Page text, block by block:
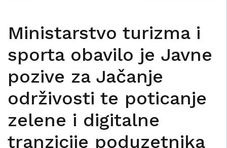
Ministarstvo turizma i
sporta obavilo je Javne
pozive za Jačanje
održivosti te poticanje
zelene i digitalne
tranzicije poduzetnika